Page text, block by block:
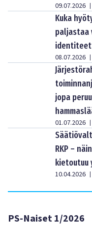
09.07.2026 |
Kuka
paljastaa
08.07.2026 |
jopa
01.07.2026 |
RKP –
kietoutuu
10.04.2026 |
PS-Naiset 1/2026